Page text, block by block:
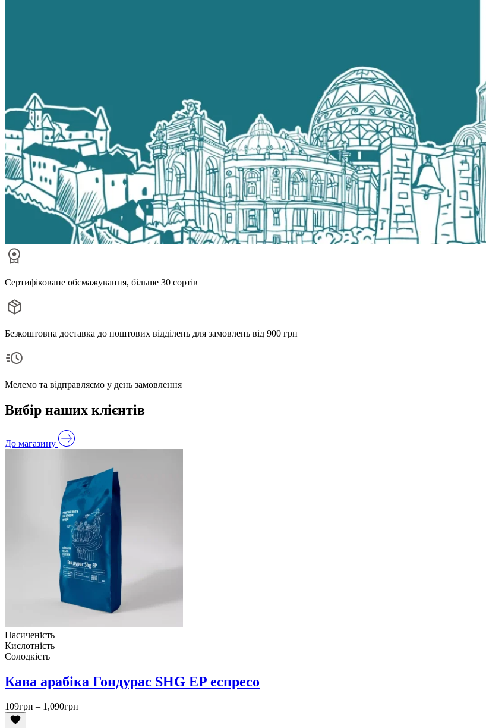
Сертифіковане обсмажування, більше 30 сортів
Безкоштовна доставка до поштових відділень для замовлень від 900 грн
Мелемо та відправляємо у день замовлення
Вибір наших клієнтів
До магазину
Насиченість
Кислотність
Солодкість
Кава арабіка Гондурас SHG EP еспресо
109грн – 1,090грн